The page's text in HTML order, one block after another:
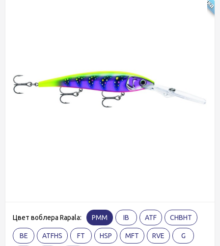
Цвет воблера Rapala: PMM IB ATF CHBHT
BE ATFHS FT HSP MFT RVE G